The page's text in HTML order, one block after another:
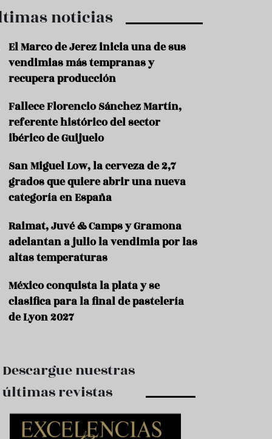
d
o
n
e
s
r
a
n
F
n
noticias
El Marco de Jerez inicia una de sus
vendimias más tempranas y
recupera producción
Fallece Florencio Sánchez Martín,
referente histórico del sector
ibérico de Guijuelo
San Miguel Low, la cerveza de 2,7
grados que quiere abrir una nueva
categoría en España
Raimat, Juvé & Camps y Gramona
adelantan a julio la vendimia por las
altas temperaturas
México conquista la plata y se
clasifica para la final de pastelería
de Lyon 2027
Descargue nuestras
últimas revistas